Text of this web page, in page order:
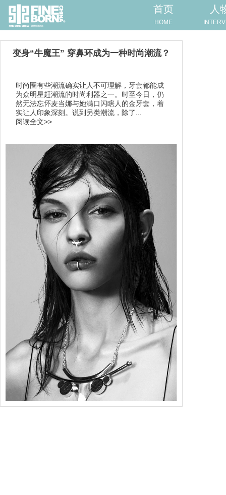
首页
HOME
人
变身“牛魔王” 穿鼻环成为一种时尚潮流？
时尚圈有些潮流确实让人不可理解，牙套都能成
为众明星赶潮流的时尚利器之一。时至今日，仍
然无法忘怀麦当娜与她满口闪瞎人的金牙套，着
实让人印象深刻。说到另类潮流，除了...
阅读全文>>